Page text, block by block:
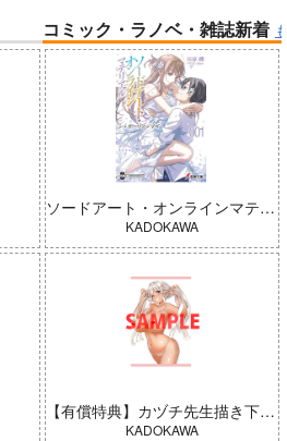
ふかふかダンジョン攻略記 19
アイドルマスター ミリオンラ
Summer Challenger/水瀬いの
り
コミック・ラノベ・雑誌新着
ソードアート・オンラインマテリアル シュガーリィ・デイズ 001
KADOKAWA
【有償特典】カヅチ先生描き下ろしB2タペストリー（田舎の黒ギャルJKと結婚しました 4）
KADOKAWA